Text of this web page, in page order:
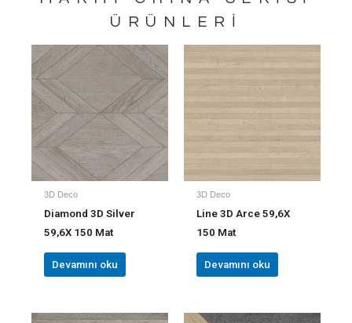
ÜRÜNLERI
3D Deco
Diamond 3D Silver
59,6X 150 Mat
Devamını oku
3D Deco
Line 3D Arce 59,6X
150 Mat
Devamını oku